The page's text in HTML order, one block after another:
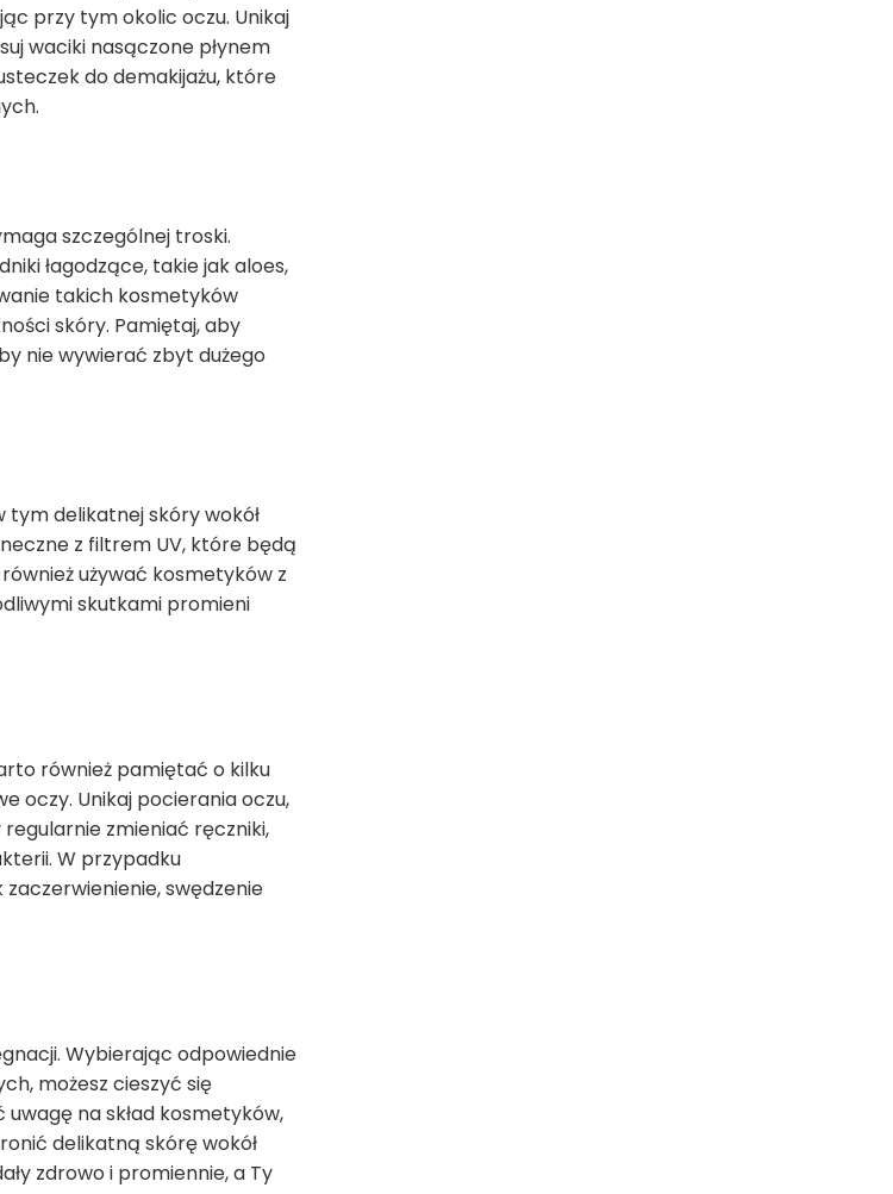
przy tym okolic oczu. Unikaj
waciki nasączone płynem
do demakijażu, które
szczególnej troski.
łagodzące, takie jak aloes,
takich kosmetyków
skóry. Pamiętaj, aby
nie wywierać zbyt dużego
tym delikatnej skóry wokół
z filtrem UV, które będą
używać kosmetyków z
skutkami promieni
również pamiętać o kilku
oczy. Unikaj pocierania oczu,
zmieniać ręczniki,
W przypadku
swędzenie
Wybierając odpowiednie
możesz cieszyć się
na skład kosmetyków,
delikatną skórę wokół
zdrowo i promiennie, a Ty